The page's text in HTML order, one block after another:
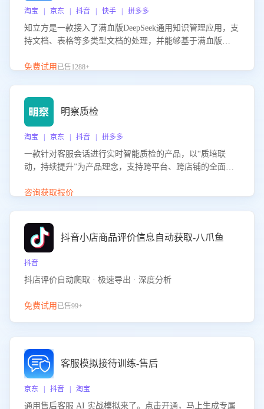
淘宝 | 京东 | 抖音 | 快手 | 拼多多
知立方是一款接入了满血版DeepSeek通用知识管理应用，支
持文档、表格等多类型文档的处理，并能够基于满血版
识支持，帮助用户高效管理和利用知识资源。通过该产品，
免费试用 已售1288+
明察质检
淘宝 | 京东 | 抖音 | 拼多多
一款针对客服会话进行实时智能质检的产品，以“质培联
动，持续提升”为产品理念，支持跨平台、跨店铺的全面、
升客服团队的销服能力。
咨询获取报价
抖音小店商品评价信息自动获取-八爪鱼
抖音
抖店评价自动爬取 · 极速导出 · 深度分析
免费试用 已售99+
客服模拟接待训练-售后
京东 | 抖音 | 淘宝
通用售后客服 AI 实战模拟来了。点击开通，马上生成专属